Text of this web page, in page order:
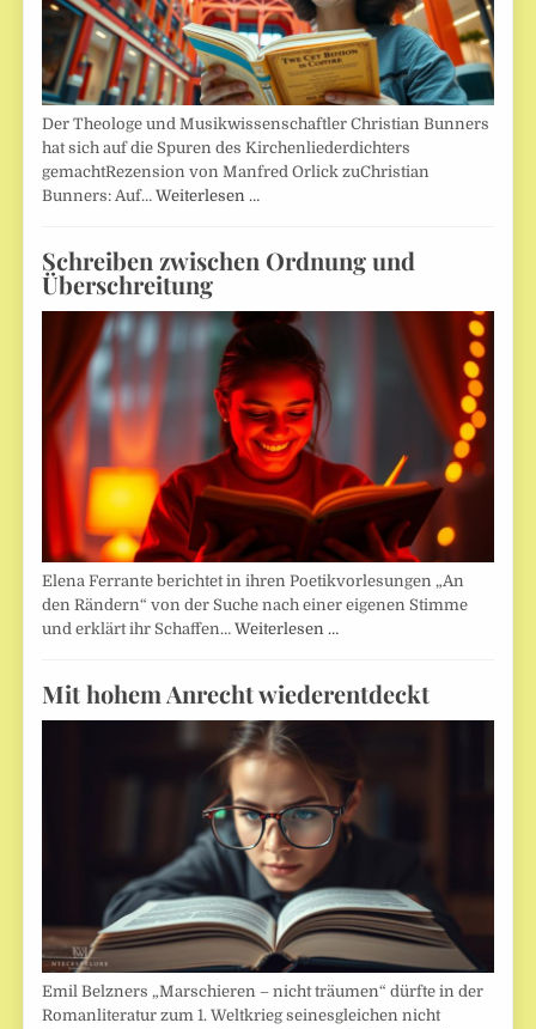
Der Theologe und Musikwissenschaftler Christian Bunners
hat sich auf die Spuren des Kirchenliederdichters
gemachtRezension von Manfred Orlick zuChristian
Bunners: Auf…Weiterlesen …
Schreiben zwischen Ordnung und
Überschreitung
Elena Ferrante berichtet in ihren Poetikvorlesungen „An
den Rändern“ von der Suche nach einer eigenen Stimme
und erklärt ihr Schaffen…Weiterlesen …
Mit hohem Anrecht wiederentdeckt
Emil Belzners „Marschieren – nicht träumen“ dürfte in der
Romanliteratur zum 1. Weltkrieg seinesgleichen nicht